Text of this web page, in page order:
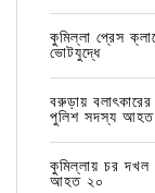
কুমিল্লা প্রেস
ভোটযুদ্ধে
বরুড়ায়
পুলিশ সদস্য আহত
কুমিল্লায় চর দখল
আহত ২০